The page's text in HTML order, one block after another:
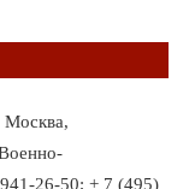
Москва,
26-50; + 7 (495)